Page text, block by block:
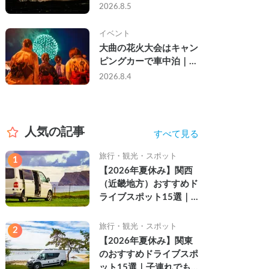
ら夜まで」の祭り。キャ
組の記録
2026.8.5
イベント
大曲の花火大会はキャン
ピングカーで車中泊｜宿
なし・渋滞なしで楽しむ
2026.8.4
人気の記事 すべて見る
1 旅行・観光・スポット
【2026年夏休み】関西
（近畿地方）おすすめド
ライブスポット15選｜
名所を紹介
2 旅行・観光・スポット
【2026年夏休み】関東
のおすすめドライブスポ